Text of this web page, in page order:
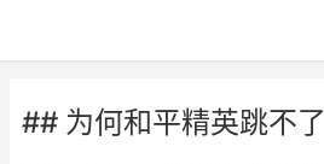
## 为何和平精英跳不了